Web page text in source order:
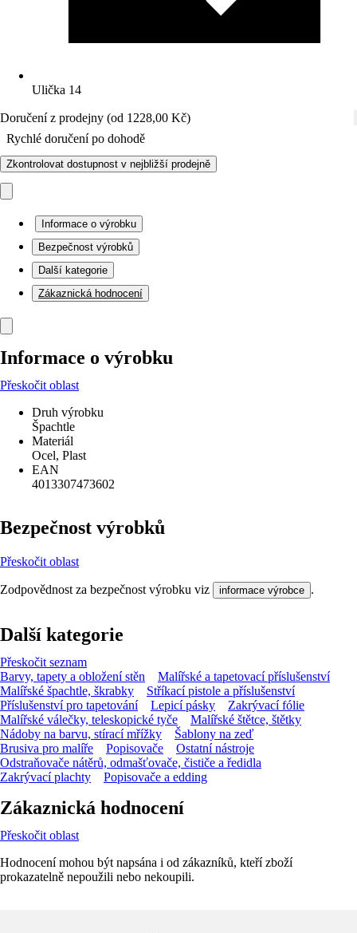
Ulička 14
Doručení z prodejny (od 1228,00 Kč)
Rychlé doručení po dohodě
Zkontrolovat dostupnost v nejbližší prodejně
Informace o výrobku
Bezpečnost výrobků
Další kategorie
Zákaznická hodnocení
Informace o výrobku
Přeskočit oblast
Druh výrobku
Špachtle
Materiál
Ocel, Plast
EAN
4013307473602
Bezpečnost výrobků
Přeskočit oblast
Zodpovědnost za bezpečnost výrobku viz informace výrobce .
Další kategorie
Přeskočit seznam
Barvy, tapety a obložení stěn
Malířské a tapetovací příslušenství
Malířské špachtle, škrabky
Stříkací pistole a příslušenství
Příslušenství pro tapetování
Lepicí pásky
Zakrývací fólie
Malířské válečky, teleskopické tyče
Malířské štětce, štětky
Nádoby na barvu, stírací mřížky
Šablony na zeď
Brusiva pro malíře
Popisovače
Ostatní nástroje
Odstraňovače nátěrů, odmašťovače, čističe a ředidla
Zakrývací plachty
Popisovače a edding
Zákaznická hodnocení
Přeskočit oblast
Hodnocení mohou být napsána i od zákazníků, kteří zboží
prokazatelně nepoužili nebo nekoupili.